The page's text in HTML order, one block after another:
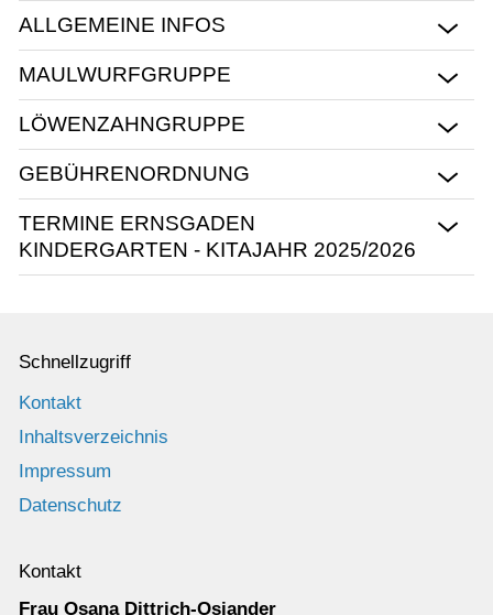
ERNSGADEN
ROHRBACH
STAMMHAM
Konzeption
Anmeldung
Presse
Kontakt
ALLGEMEINE INFOS
MAULWURFGRUPPE
LÖWENZAHNGRUPPE
GEBÜHRENORDNUNG
TERMINE ERNSGADEN
KINDERGARTEN - KITAJAHR 2025/2026
Schnellzugriff
Kontakt
Inhaltsverzeichnis
Impressum
Datenschutz
Kontakt
Frau Osana Dittrich-Osiander